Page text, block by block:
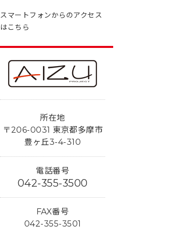
スマートフォンからのアクセス
はこちら
所在地
〒206-0031 東京都多摩市
豊ヶ丘3-4-310
電話番号
042-355-3500
FAX番号
042-355-3501